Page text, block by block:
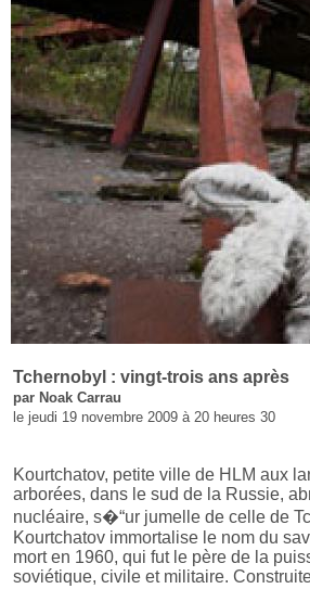
Tchernobyl : vingt-trois ans après
par Noak Carrau
le jeudi 19 novembre 2009 à 20 heures 30
Kourtchatov, petite ville de HLM aux
arborées, dans le sud de la Russie,
nucléaire, s�“ur jumelle de celle de
Kourtchatov immortalise le nom du
mort en 1960, qui fut le père de la
soviétique, civile et militaire.